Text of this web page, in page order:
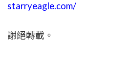
starryeagle.com/
謝絕轉載。